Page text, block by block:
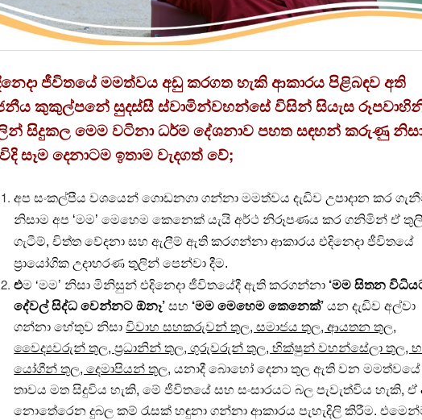
ජීවිතයේ මමත්වය අඩු කරගත හැකි ආකාරය පිළිබඳව අති
කුකුල්පනේ සුදස්සී ස්වාමින්වහන්සේ විසින් සියැස
සිදුකල මෙම වටිනා ධර්ම දේශනාව පහත සඳහන් කරුණු
සෑම දෙනාටම ඉතාම වැදගත් වේ;
අප සංකල්පීය වශයෙන් ගොඩනගා ගන්නා මමත්වය දැඩිව උපාදාන කර
නිසාම අප ‘මම’ මෙහෙම කෙනෙක් යැයි අර්ථ නිරූපණය කර ගනිමින් ඒ
ගැටීම්, චිත්ත වේදනා සහ ඇලීම් ඇති කරගන්නා ආකාරය එදිනෙදා ජීවිතයේ
ප්‍රායෝගික උදාහරණ තුලින් පෙන්වා දීම.
එම ‘මම’ නිසා මිනිසුන් එදිනෙදා ජීවිතයේදී ඇති කරගන්නා ‘මම සිතන
දේවල් සිද්ධ වෙන්නට ඕනෑ’සහ ‘මම මෙහෙම කෙනෙක්’යන දැඩිව අල්වා
ගන්නා හේතුව නිසාවිවාහ සහකරුවන් තුල, සමාජය තුල, ආයතන තුල,
වෛද්‍යවරුන් තුල, ප්‍රධානින් තුල, ගුරුවරුන් තුල, භික්ෂුන් වහන්සේලා තුල,
යෝගීන් තුල, දෙමාපියන් තුල, යනාදී බොහෝ දෙනා තුල ඇති වන මමත්වයේ
තාවය මත සිදුවිය හැකි, මේ ජීවිතයේ සහ සංසාරයට බල පැවැත්විය හැකි, ඒ
නොතේරෙන දුබල කම් රැසක් හඳුනා ගන්නා ආකාරය පැහැදිලි කිරීම.